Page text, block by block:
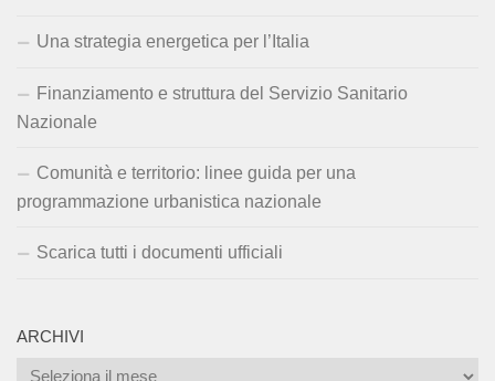
Una strategia energetica per l’Italia
Finanziamento e struttura del Servizio Sanitario
Nazionale
Comunità e territorio: linee guida per una
programmazione urbanistica nazionale
Scarica tutti i documenti ufficiali
ARCHIVI
Archivi